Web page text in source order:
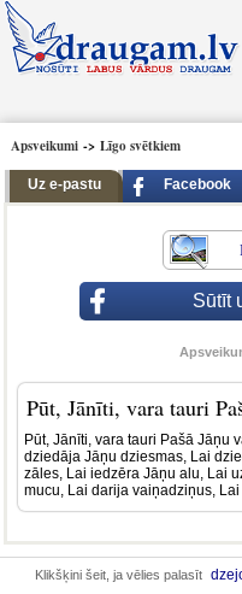
Apsveikumi -> Līgo svētkiem
Uz e-pastu Facebook
Sūtīt
Pūt, Jānīti, vara tauri
Pūt, Jānīti, vara tauri Pašā Jāņu
dziedāja Jāņu dziesmas, Lai
zāles, Lai iedzēra Jāņu alu, Lai
mucu, Lai darija vaiņadziņus,
Klikšķini šeit, ja vēlies palasīt